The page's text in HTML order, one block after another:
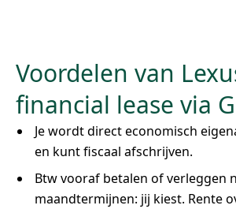
Voordelen van
financial lease via
Je wordt direct economisch
en kunt fiscaal afschrijven.
Btw vooraf betalen of verleggen
maandtermijnen: jij kiest. Rente